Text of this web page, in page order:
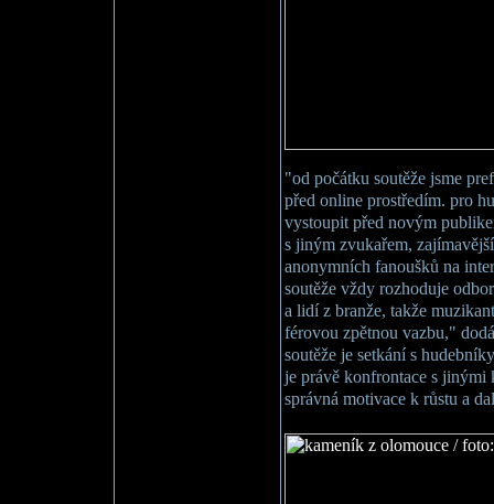
"od počátku soutěže jsme
před online prostředím. pro
vystoupit před novým
s jiným zvukařem,
anonymních fanoušků na
soutěže vždy rozhoduje
a lidí z branže, takže
férovou zpětnou vazbu,"
soutěže je setkání s
je právě konfrontace s jinými
správná motivace k růstu a